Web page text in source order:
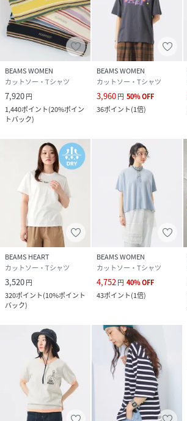
BEAMS WOMEN
カットソー・Tシャツ
7,920円
1,440ポイント(20%ポイン
トバック)
BEAMS WOMEN
カットソー・Tシャツ
3,960円 50%OFF
36ポイント(1倍)
BEAMS HEART
カットソー・Tシャツ
3,520円
320ポイント(10%ポイント
バック)
BEAMS WOMEN
カットソー・Tシャツ
4,752円 40%OFF
43ポイント(1倍)